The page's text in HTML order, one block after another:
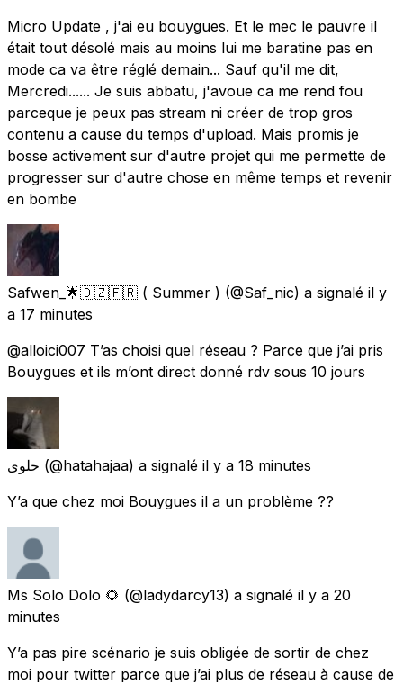
Micro Update , j'ai eu bouygues. Et le mec le pauvre il
était tout désolé mais au moins lui me baratine pas en
mode ca va être réglé demain... Sauf qu'il me dit,
Mercredi...... Je suis abbatu, j'avoue ca me rend fou
parceque je peux pas stream ni créer de trop gros
contenu a cause du temps d'upload. Mais promis je
bosse activement sur d'autre projet qui me permette de
progresser sur d'autre chose en même temps et revenir
en bombe
Safwen_🌟🇩🇿🇫🇷 ( Summer ) (@Saf_nic) a signalé il y
a 17 minutes
@alloici007 T’as choisi quel réseau ? Parce que j’ai pris
Bouygues et ils m’ont direct donné rdv sous 10 jours
حلوى (@hatahajaa) a signalé il y a 18 minutes
Y’a que chez moi Bouygues il a un problème ??
Ms Solo Dolo 🌻 (@ladydarcy13) a signalé il y a 20
minutes
Y’a pas pire scénario je suis obligée de sortir de chez
moi pour twitter parce que j’ai plus de réseau à cause de